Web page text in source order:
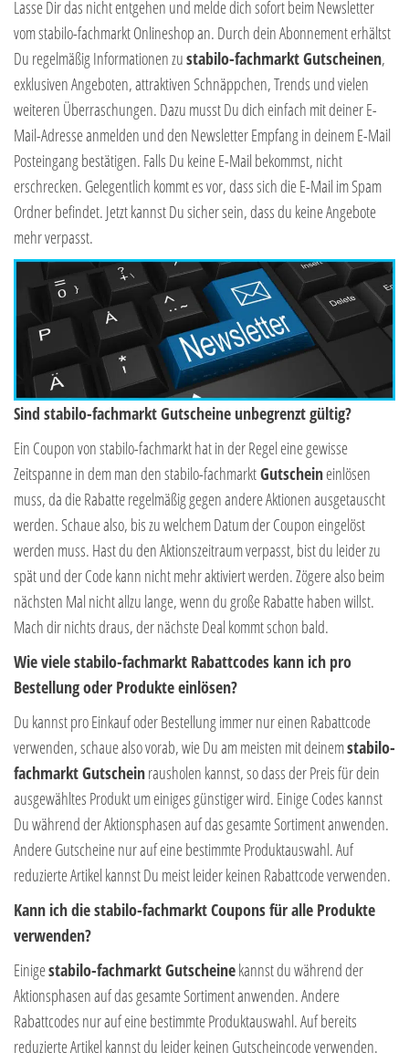
Lasse Dir das nicht entgehen und melde dich sofort beim Newsletter
vom stabilo-fachmarkt Onlineshop an. Durch dein Abonnement erhältst
Du regelmäßig Informationen zustabilo-fachmarkt Gutscheinen,
exklusiven Angeboten, attraktiven Schnäppchen, Trends und vielen
weiteren Überraschungen. Dazu musst Du dich einfach mit deiner E-
Mail-Adresse anmelden und den Newsletter Empfang in deinem E-Mail
Posteingang bestätigen. Falls Du keine E-Mail bekommst, nicht
erschrecken. Gelegentlich kommt es vor, dass sich die E-Mail im Spam
Ordner befindet. Jetzt kannst Du sicher sein, dass du keine Angebote
mehr verpasst.
Sind stabilo-fachmarkt Gutscheine unbegrenzt gültig?
Ein Coupon von stabilo-fachmarkt hat in der Regel eine gewisse
Zeitspanne in dem man den stabilo-fachmarktGutscheineinlösen
muss, da die Rabatte regelmäßig gegen andere Aktionen ausgetauscht
werden. Schaue also, bis zu welchem Datum der Coupon eingelöst
werden muss. Hast du den Aktionszeitraum verpasst, bist du leider zu
spät und der Code kann nicht mehr aktiviert werden. Zögere also beim
nächsten Mal nicht allzu lange, wenn du große Rabatte haben willst.
Mach dir nichts draus, der nächste Deal kommt schon bald.
Wie viele stabilo-fachmarkt Rabattcodes kann ich pro
Bestellung oder Produkte einlösen?
Du kannst pro Einkauf oder Bestellung immer nur einen Rabattcode
verwenden, schaue also vorab, wie Du am meisten mit deinemstabilo-
fachmarkt Gutscheinrausholen kannst, so dass der Preis für dein
ausgewähltes Produkt um einiges günstiger wird. Einige Codes kannst
Du während der Aktionsphasen auf das gesamte Sortiment anwenden.
Andere Gutscheine nur auf eine bestimmte Produktauswahl. Auf
reduzierte Artikel kannst Du meist leider keinen Rabattcode verwenden.
Kann ich die stabilo-fachmarkt Coupons für alle Produkte
verwenden?
Einigestabilo-fachmarkt Gutscheinekannst du während der
Aktionsphasen auf das gesamte Sortiment anwenden. Andere
Rabattcodes nur auf eine bestimmte Produktauswahl. Auf bereits
reduzierte Artikel kannst du leider keinen Gutscheincode verwenden.